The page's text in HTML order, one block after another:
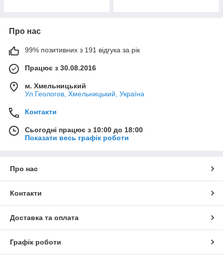
Про нас
99% позитивних з 191 відгука за рік
Працює з 30.08.2016
м. Хмельницький
Ул.Геологов, Хмельницький, Україна
Контакти
Сьогодні працює з 10:00 до 18:00
Показати весь графік роботи
Про нас
Контакти
Доставка та оплата
Графік роботи